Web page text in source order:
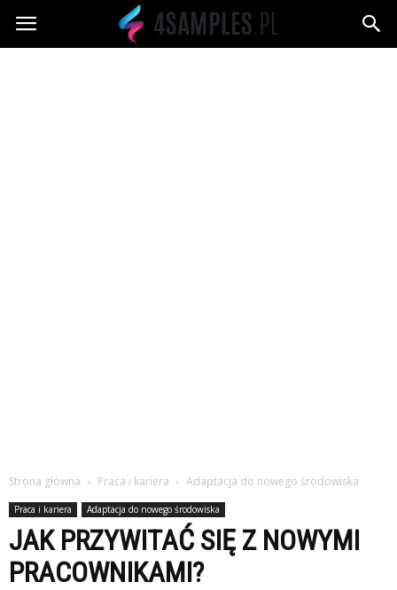
4samples.pl
Strona główna Praca i kariera Adaptacja do nowego środowiska
Praca i kariera Adaptacja do nowego środowiska
JAK PRZYWITAĆ SIĘ Z NOWYMI
PRACOWNIKAMI?